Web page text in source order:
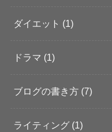
ダイエット (1)
ドラマ (1)
ブログの書き方 (7)
ライティング (1)